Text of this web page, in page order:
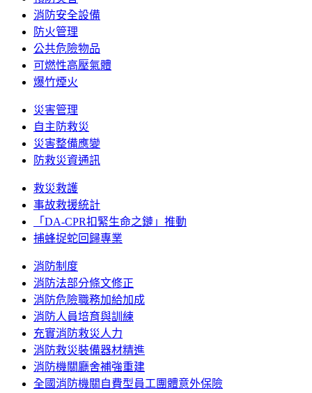
消防安全設備
防火管理
公共危險物品
可燃性高壓氣體
爆竹煙火
災害管理
自主防救災
災害整備應變
防救災資通訊
救災救護
事故救援統計
「DA-CPR扣緊生命之鏈」推動
捕蜂捉蛇回歸專業
消防制度
消防法部分條文修正
消防危險職務加給加成
消防人員培育與訓練
充實消防救災人力
消防救災裝備器材精進
消防機關廳舍補強重建
全國消防機關自費型員工團體意外保險